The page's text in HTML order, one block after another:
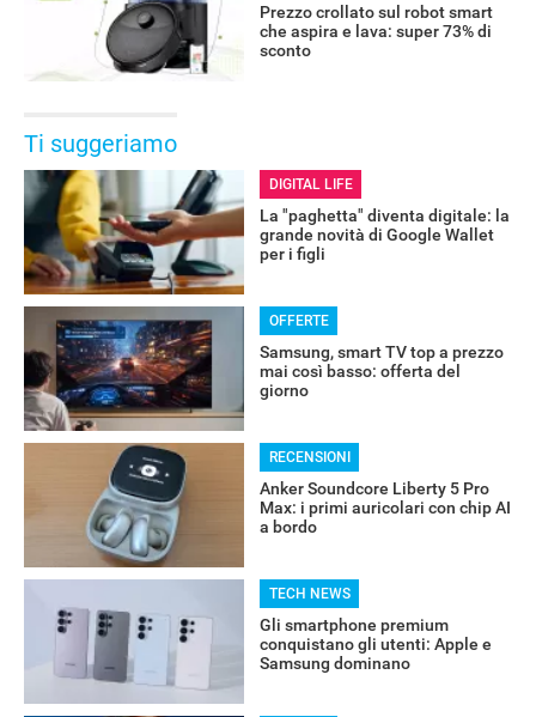
Prezzo crollato sul robot smart
che aspira e lava: super 73% di
sconto
Ti suggeriamo
DIGITAL LIFE
La "paghetta" diventa digitale: la
grande novità di Google Wallet
per i figli
OFFERTE
Samsung, smart TV top a prezzo
mai così basso: offerta del
giorno
RECENSIONI
Anker Soundcore Liberty 5 Pro
Max: i primi auricolari con chip AI
a bordo
TECH NEWS
Gli smartphone premium
conquistano gli utenti: Apple e
Samsung dominano